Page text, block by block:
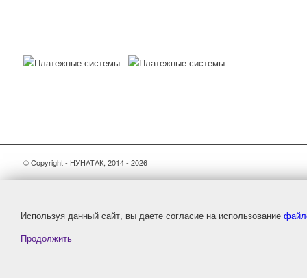
© Copyright - НУНАТАК, 2014 - 2026
Используя данный сайт, вы даете согласие на использование
Продолжить